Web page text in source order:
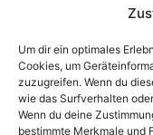
Um dir ein optimales
Cookies, um
zuzugreifen. Wenn du
wie das Surfverhalten
Wenn du deine
bestimmte Merkmale und
Events &